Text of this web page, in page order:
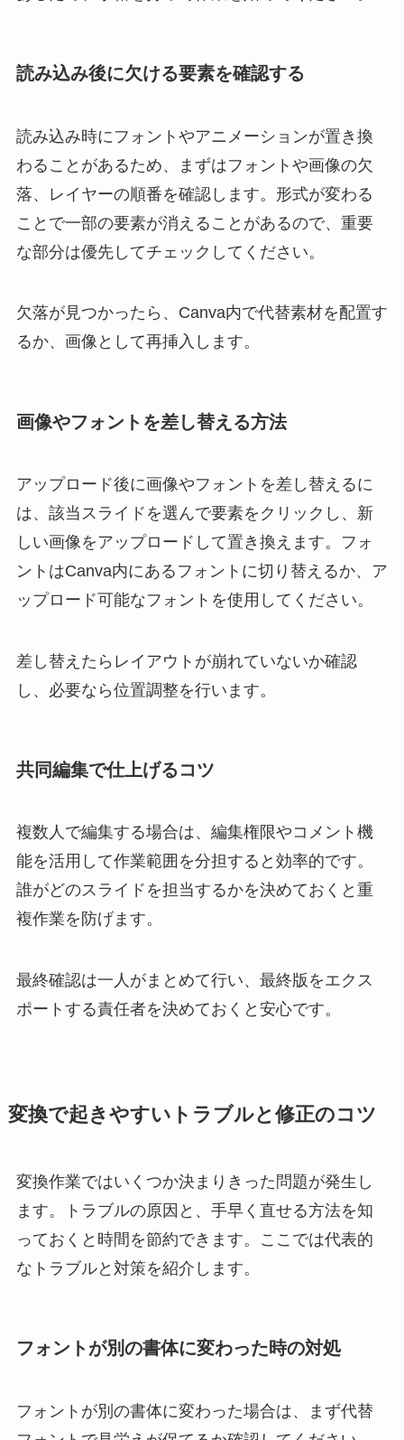
読み込み後に欠ける要素を確認する
読み込み時にフォントやアニメーションが置き換
わることがあるため、まずはフォントや画像の欠
落、レイヤーの順番を確認します。形式が変わる
ことで一部の要素が消えることがあるので、重要
な部分は優先してチェックしてください。
欠落が見つかったら、Canva内で代替素材を配置す
るか、画像として再挿入します。
画像やフォントを差し替える方法
アップロード後に画像やフォントを差し替えるに
は、該当スライドを選んで要素をクリックし、新
しい画像をアップロードして置き換えます。フォ
ントはCanva内にあるフォントに切り替えるか、ア
ップロード可能なフォントを使用してください。
差し替えたらレイアウトが崩れていないか確認
し、必要なら位置調整を行います。
共同編集で仕上げるコツ
複数人で編集する場合は、編集権限やコメント機
能を活用して作業範囲を分担すると効率的です。
誰がどのスライドを担当するかを決めておくと重
複作業を防げます。
最終確認は一人がまとめて行い、最終版をエクス
ポートする責任者を決めておくと安心です。
変換で起きやすいトラブルと修正のコツ
変換作業ではいくつか決まりきった問題が発生し
ます。トラブルの原因と、手早く直せる方法を知
っておくと時間を節約できます。ここでは代表的
なトラブルと対策を紹介します。
フォントが別の書体に変わった時の対処
フォントが別の書体に変わった場合は、まず代替